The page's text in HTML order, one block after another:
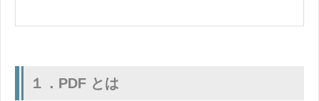
１．PDF とは